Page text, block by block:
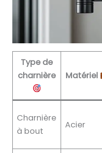
Type de
charnière
Matériel
Charnière
à bout
Acier